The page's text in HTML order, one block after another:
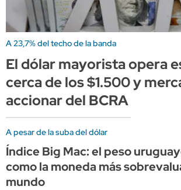
A 23,7% del techo de la banda
El dólar mayorista opera
cerca de los $1.500 y
accionar del BCRA
A pesar de la suba del dólar
Índice Big Mac: el peso
como la moneda más
mundo